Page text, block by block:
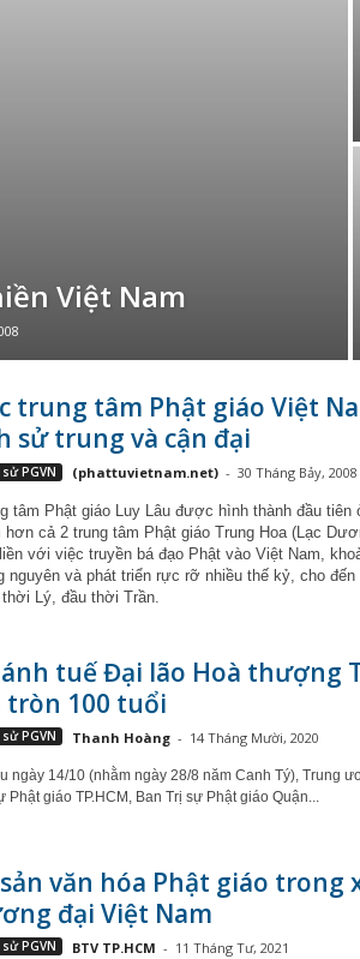
Việt Nam
trung tâm Phật giáo Việt
sử trung và cận đại
PGVN (phattuvietnam.net) - 30 Tháng Bảy, 2008
tâm Phật giáo Luy Lâu được hình thành đầu tiên
cả 2 trung tâm Phật giáo Trung Hoa (Lạc
với việc truyền bá đạo Phật vào Việt Nam,
nguyên và phát triển rực rỡ nhiều thế kỷ, cho đến
Lý, đầu thời Trần.
tuế Đại lão Hoà thượng
tròn 100 tuổi
PGVN Thanh Hoàng - 14 Tháng Mười, 2020
ngày 14/10 (nhằm ngày 28/8 năm Canh Tý), Trung
Phật giáo TP.HCM, Ban Trị sự Phật giáo Quận...
văn hóa Phật giáo trong
đại Việt Nam
PGVN BTV TP.HCM - 11 Tháng Tư, 2021